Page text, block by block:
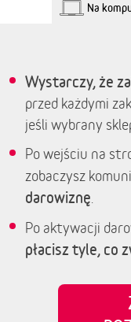
Na
Wystarczy, że
przed każdymi
jeśli wybrany
Po wejściu na
zobaczysz
darowiznę
Po aktywacji
płacisz tyle, co